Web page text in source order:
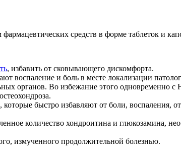
средств в форме таблеток и
, избавить от сковывающего дискомфорта.
воспаление и боль в месте локализации
органов. Во избежание этого одновременно
быстро избавляют от боли, воспаления,
количество хондроитина и глюкозамина,
измученного продолжительной болезнью.